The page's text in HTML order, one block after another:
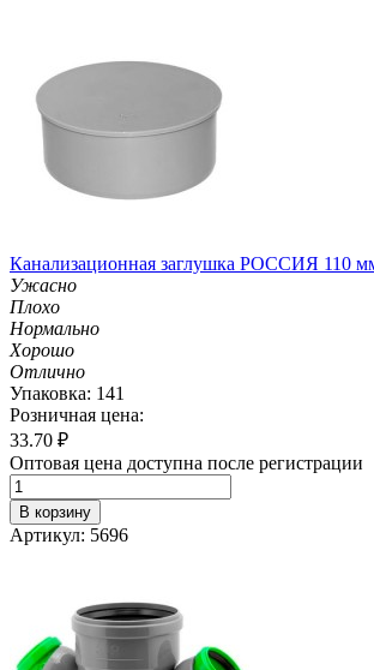
Канализационная заглушка РОССИЯ 110
Ужасно
Плохо
Нормально
Хорошо
Отлично
Упаковка: 141
Розничная цена:
33.70 ₽
Оптовая цена доступна после регистрации
В корзину
Артикул: 5696